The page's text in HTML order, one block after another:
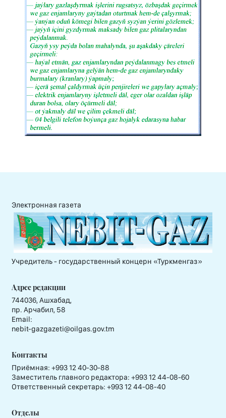
Электронная газета
Учредитель - государственный концерн «Туркменгаз»
Адрес редакции
744036, Ашхабад,
пр. Арчабил, 58
Email:
nebit-gazgazeti@oilgas.gov.tm
Контакты
Приёмная: +993 12 40-30-88
Заместитель главного редактора: +993 12 44-08-60
Ответственный секретарь: +993 12 44-08-40
Отделы